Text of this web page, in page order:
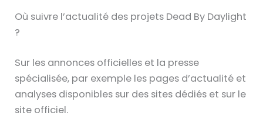
Où suivre l’actualité des projets Dead By Daylight
?
Sur les annonces officielles et la presse
spécialisée, par exemple les pages d’actualité et
analyses disponibles sur des sites dédiés et sur le
site officiel.